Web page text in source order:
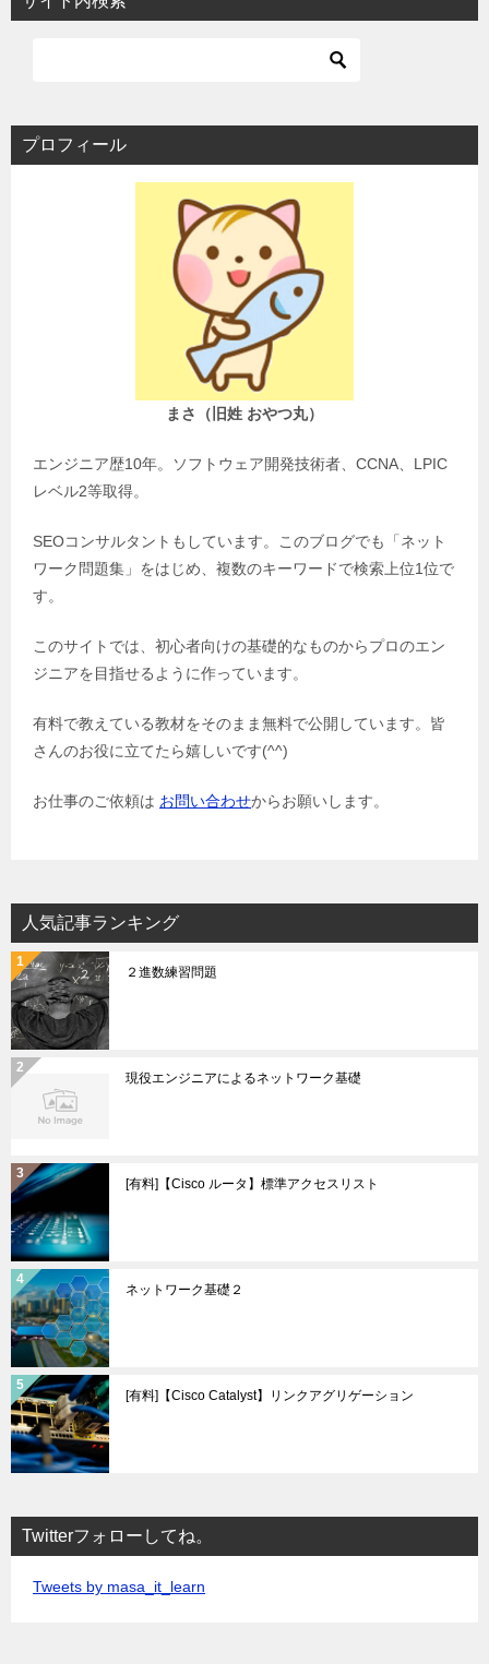
プロフィール
まさ（旧姓 おやつ丸）
エンジニア歴10年。ソフトウェア開発技術者、CCNA、LPIC
レベル2等取得。
SEOコンサルタントもしています。このブログでも「ネット
ワーク問題集」をはじめ、複数のキーワードで検索上位1位で
す。
このサイトでは、初心者向けの基礎的なものからプロのエン
ジニアを目指せるように作っています。
有料で教えている教材をそのまま無料で公開しています。皆
さんのお役に立てたら嬉しいです(^^)
お仕事のご依頼は お問い合わせからお願いします。
人気記事ランキング
２進数練習問題
現役エンジニアによるネットワーク基礎
[有料]【Cisco ルータ】標準アクセスリスト
ネットワーク基礎２
[有料]【Cisco Catalyst】リンクアグリゲーション
Twitterフォローしてね。
Tweets by masa_it_learn